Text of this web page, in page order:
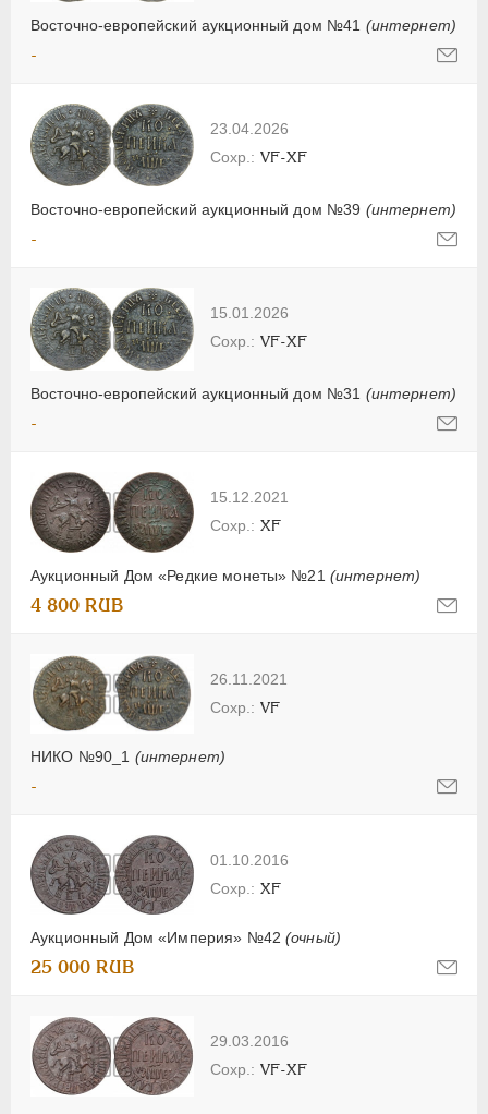
Восточно-европейский аукционный дом №41 (интернет)
-
23.04.2026
Восточно-европейский аукционный дом №39 (интернет)
VF-XF
-
15.01.2026
Восточно-европейский аукционный дом №31 (интернет)
VF-XF
-
15.12.2021
Аукционный Дом «Редкие монеты» №21 (интернет)
XF
4 800 RUB
26.11.2021
НИКО №90_1 (интернет)
VF
-
01.10.2016
Аукционный Дом «Империя» №42(очный)
XF
25 000 RUB
29.03.2016
VF-XF